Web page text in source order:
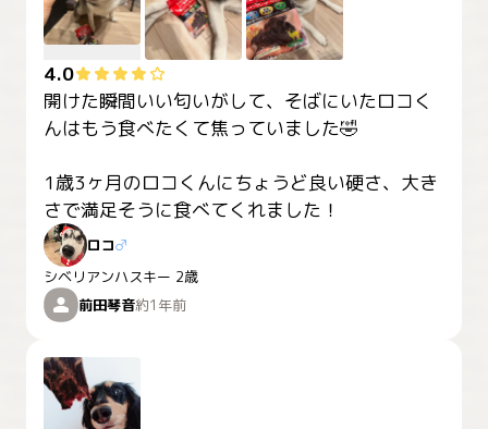
4.0
開けた瞬間いい匂いがして、そばにいたロコく
んはもう食べたくて焦っていました🤣
1歳3ヶ月のロコくんにちょうど良い硬さ、大き
ロコ♂
シベリアンハスキー 2歳
前田琴音約1年前